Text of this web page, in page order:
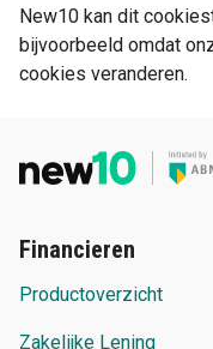
New10 kan dit
bijvoorbeeld omdat
cookies veranderen.
Financieren
Productoverzicht
Zakelijke Lening